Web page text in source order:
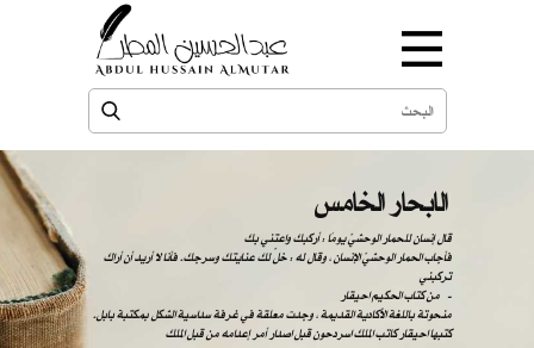
الابحار الخامس
قال إنسان للحمار الوحشيّ يومًا : أركبك واعتني بك
تركبني
من كتاب الحكيم احيقار -
منحوتة باللغة الأكادية القديمة ، وجدت معلقة في غرفة سداسية الشكل بمكتبة بابل.
كتبها احيقار كاتب الملك اسردحون قبل اصدار أمر إعدامه من قبل الملك